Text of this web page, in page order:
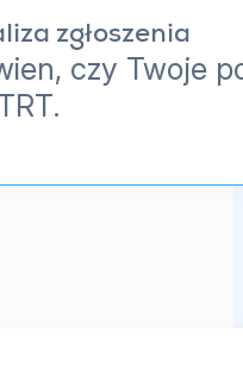
zgłoszenia
czy Twoje